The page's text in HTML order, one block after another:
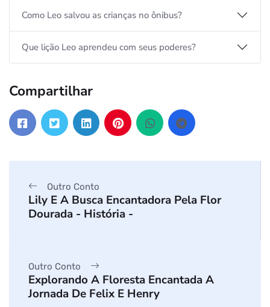
Como Leo salvou as crianças no ônibus?
Que lição Leo aprendeu com seus poderes?
Compartilhar
Outro Conto
Lily E A Busca Encantadora Pela Flor
Dourada - História -
Outro Conto
Explorando A Floresta Encantada A
Jornada De Felix E Henry